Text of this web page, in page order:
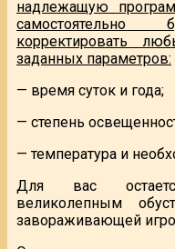
надлежащую
корректировать
заданных параметров:
— время суток и года;
— степень
— температура и
Для вас
великолепным
завораживающей